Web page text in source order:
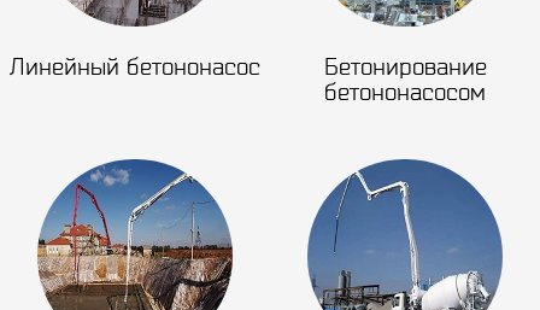
Линейный бетононасос
Бетонирование
бетононасосом